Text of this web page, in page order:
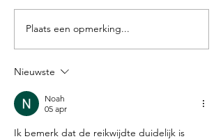
Betalen op reis? Onze
tips & tricks!
Plaats een opmerking...
Nieuwste
Noah
05 apr
Ik bemerk dat de reikwijdte duidelijk is